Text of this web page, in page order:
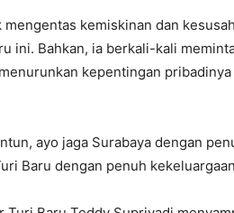
kemiskinan dan
ini. Bahkan, ia berkali-kali
kepentingan
ayo jaga Surabaya dengan
Baru dengan penuh